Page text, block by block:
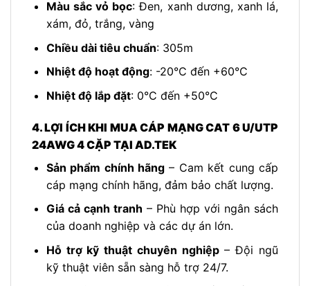
Màu sắc vỏ bọc: Đen, xanh dương, xanh lá,
xám, đỏ, trắng, vàng
Chiều dài tiêu chuẩn: 305m
Nhiệt độ hoạt động: -20°C đến +60°C
Nhiệt độ lắp đặt: 0°C đến +50°C
4. LỢI ÍCH KHI MUA CÁP MẠNG CAT 6 U/UTP
24AWG 4 CẶP TẠI AD.TEK
Sản phẩm chính hãng – Cam kết cung cấp
cáp mạng chính hãng, đảm bảo chất lượng.
Giá cả cạnh tranh – Phù hợp với ngân sách
của doanh nghiệp và các dự án lớn.
Hỗ trợ kỹ thuật chuyên nghiệp– Đội ngũ
kỹ thuật viên sẵn sàng hỗ trợ 24/7.